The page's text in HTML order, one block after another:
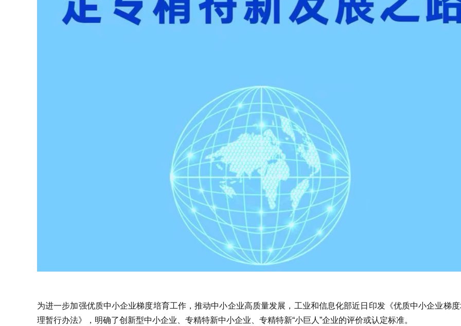
为进一步加强优质中小企业梯度培育工作，推动中小企业高质量发展，工业和信息化部近日印发《优质中小企业梯
理暂行办法》，明确了创新型中小企业、专精特新中小企业、专精特新“小巨人”企业的评价或认定标准。